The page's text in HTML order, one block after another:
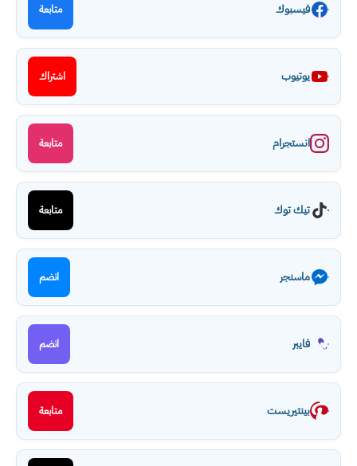
فيسبوك متابعة
يوتيوب اشتراك
انستجرام متابعة
تيك توك متابعة
ماسنجر انضم
فايبر انضم
بينتيريست متابعة